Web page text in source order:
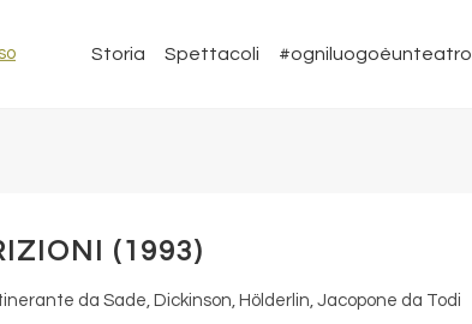
Storia Spettacoli #ogniluogoèunteatro
(1993)
da Sade, Dickinson, Hölderlin, Jacopone da Todi